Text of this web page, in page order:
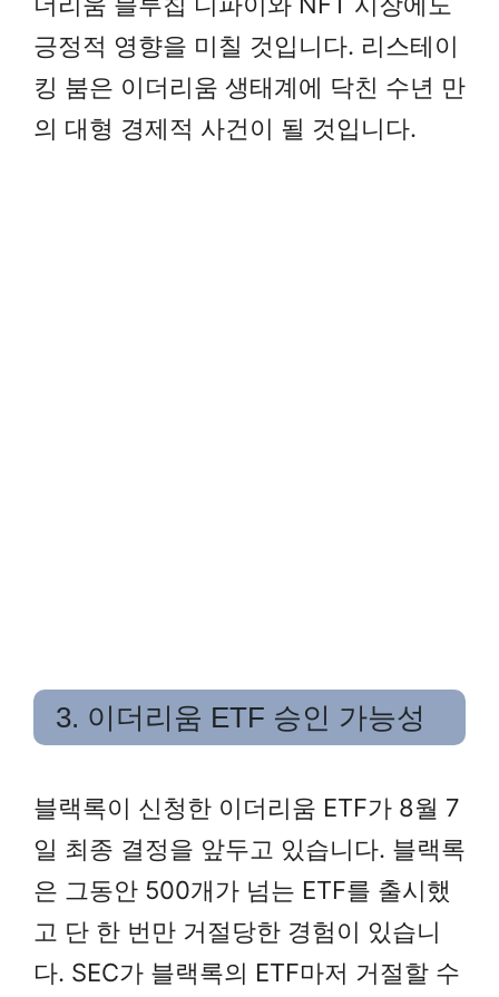
긍정적 영향을 미칠 것입니다. 리스테이
킹 붐은 이더리움 생태계에 닥친 수년 만
의 대형 경제적 사건이 될 것입니다.
3. 이더리움 ETF 승인 가능성
블랙록이 신청한 이더리움 ETF가 8월 7
일 최종 결정을 앞두고 있습니다. 블랙록
은 그동안 500개가 넘는 ETF를 출시했
고 단 한 번만 거절당한 경험이 있습니
다. SEC가 블랙록의 ETF마저 거절할 수